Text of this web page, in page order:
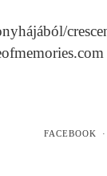
FACEBOOK